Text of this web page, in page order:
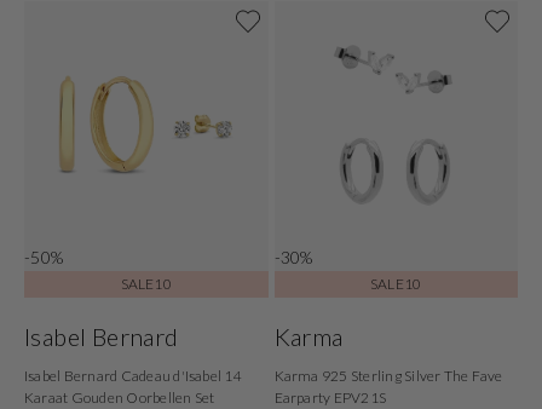
-50%
SALE10
Isabel Bernard
Isabel Bernard Cadeau d'Isabel 14
Karaat Gouden Oorbellen Set
-30%
SALE10
Karma
Karma 925 Sterling Silver The Fave
Earparty EPV21S